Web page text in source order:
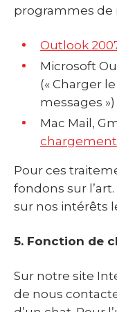
programmes de
Outlook
Microsoft
(« Charger
messages »)
Mac Mail,
Pour ces
fondons sur l’art.
sur nos intérêts
5. Fonction de
Sur notre site
de nous